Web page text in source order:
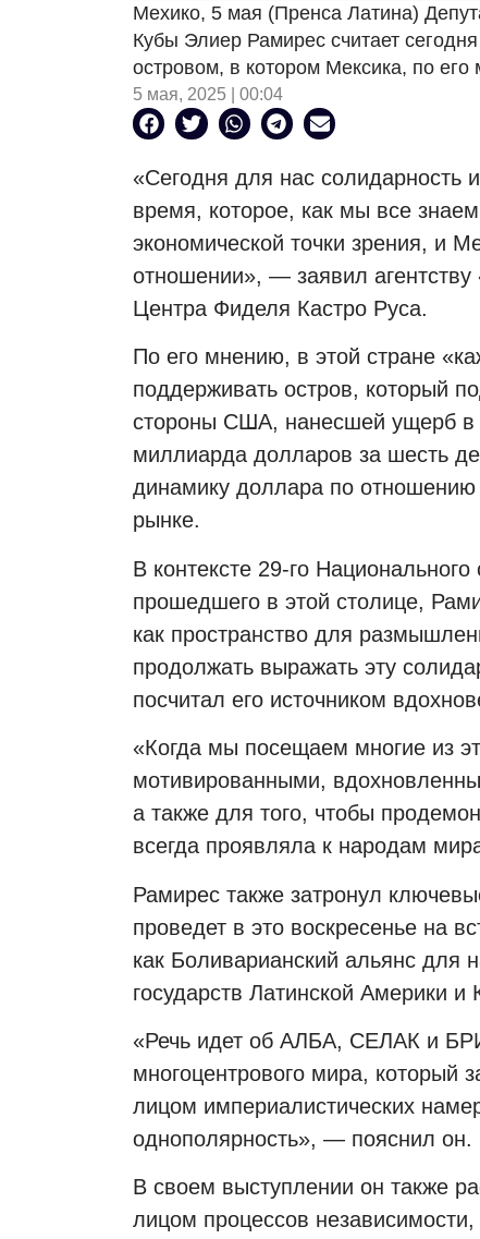
Мехико, 5 мая (Пренса Латина)
Кубы Элиер Рамирес считает
островом, в котором Мексика, по
5 мая, 2025 | 00:04
«Сегодня для нас солидарность
время, которое, как мы все
экономической точки зрения, и
отношении», — заявил агентству
Центра Фиделя Кастро Руса.
По его мнению, в этой стране
поддерживать остров, который
стороны США, нанесшей ущерб в
миллиарда долларов за шесть
динамику доллара по
рынке.
В контексте 29-го
прошедшего в этой столице,
как пространство для
продолжать выражать эту
посчитал его источником
«Когда мы посещаем многие из
мотивированными,
а также для того, чтобы
всегда проявляла к народам
Рамирес также затронул
проведет в это воскресенье на
как Боливарианский альянс
государств Латинской Америки
«Речь идет об АЛБА, СЕЛАК и
многоцентрового мира, который
лицом империалистических
однополярность», — пояснил он.
В своем выступлении он также
лицом процессов